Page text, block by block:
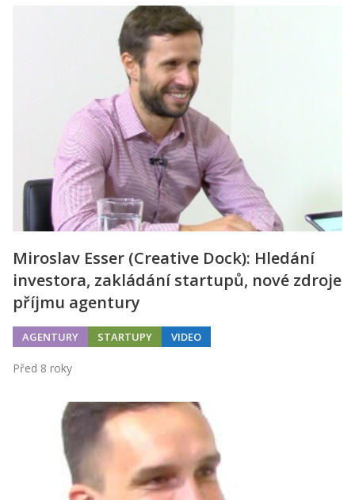
Miroslav Esser (Creative Dock): Hledání
investora, zakládání startupů, nové zdroje
příjmu agentury
AGENTURY STARTUPY VIDEO
Před 8 roky